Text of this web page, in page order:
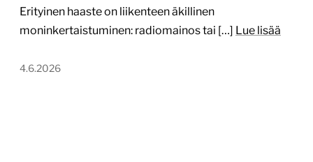
Erityinen haaste on liikenteen äkillinen
moninkertaistuminen: radiomainos tai […] Lue lisää
4.6.2026